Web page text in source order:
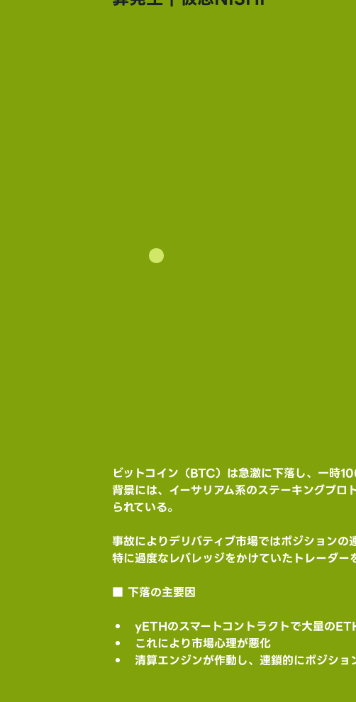
ビットコイン（BTC）は急激に下落し、一時
背景には、イーサリアム系のステーキングプ
られている。
事故によりデリバティブ市場ではポジションの
特に過度なレバレッジをかけていたトレーダ
■ 下落の主要因
yETHのスマートコントラクトで大量の
これにより市場心理が悪化
清算エンジンが作動し、連鎖的にポジショ